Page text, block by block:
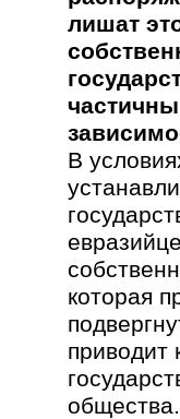
лишат
В
которая
приводит
общества.